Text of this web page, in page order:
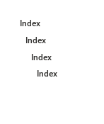
Index
Index
Index
Index